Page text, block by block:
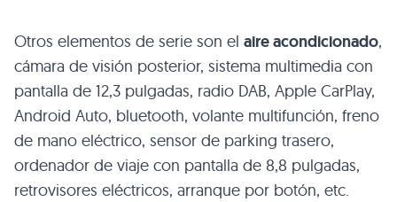
Otros elementos de serie son el aire acondicionado,
cámara de visión posterior, sistema multimedia con
pantalla de 12,3 pulgadas, radio DAB, Apple CarPlay,
Android Auto, bluetooth, volante multifunción, freno
de mano eléctrico, sensor de parking trasero,
ordenador de viaje con pantalla de 8,8 pulgadas,
retrovisores eléctricos, arranque por botón, etc.